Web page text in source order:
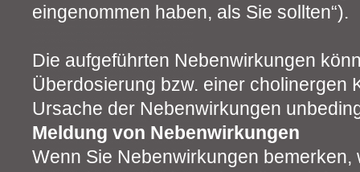
eingenommen haben, als Sie sollten“).
Die aufgeführten Nebenwirkungen
Überdosierung bzw. einer cholinergen
Ursache der Nebenwirkungen
Meldung von Nebenwirkungen
Wenn Sie Nebenwirkungen bemerken,